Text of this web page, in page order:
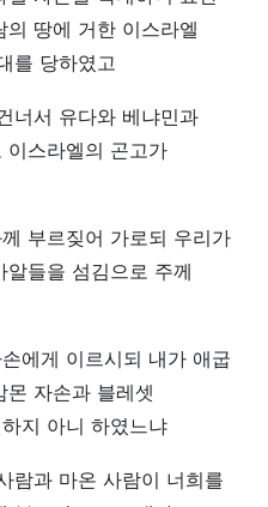
땅에 거한 이스라엘
를 당하였고
너서 유다와 베냐민과
이스라엘의 곤고가
부르짖어 가로되 우리가
들을 섬김으로 주께
에게 이르시되 내가 애굽
자손과 블레셋
지 아니 하였느냐
람과 마온 사람이 너희를